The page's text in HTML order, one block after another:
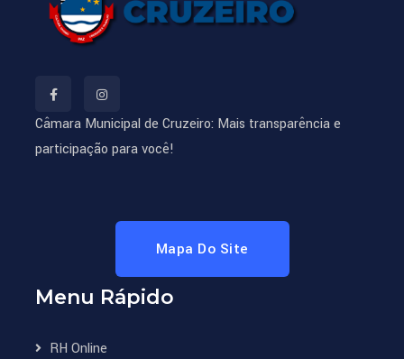
Câmara Municipal de Cruzeiro: Mais transparência e
participação para você!
Mapa Do Site
Menu Rápido
RH Online